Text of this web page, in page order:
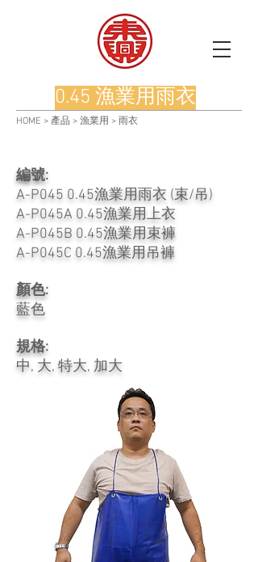
0.45 漁業用雨衣
HOME > 產品 > 漁業用 > 雨衣
編號:
A-P045 0.45漁業用雨衣 (束/吊)
A-P045A 0.45漁業用上衣
A-P045B 0.45漁業用束褲
A-P045C 0.45漁業用吊褲
顏色:
藍色
規格:
中, 大, 特大, 加大